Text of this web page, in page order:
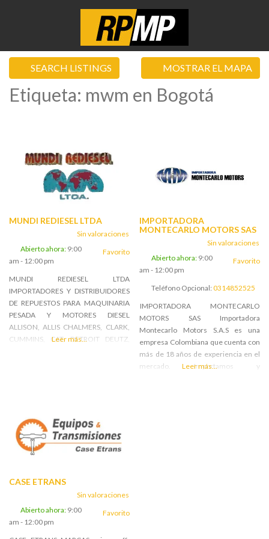
SEARCH LISTINGS MOSTRAR EL MAPA
Etiqueta: mwm en Bogotá
MUNDI REDIESEL LTDA
Sin valoraciones
Favorito
Abierto ahora: 9:00
am - 12:00 pm
MUNDI REDIESEL LTDA
IMPORTADORES Y DISTRIBUIDORES
DE REPUESTOS PARA MAQUINARIA
PESADA Y MOTORES DIESEL
ALLISON, ALLIS CHALMERS, CLARK,
CUMMINS, CAT, DETROIT DEUTZ,
Leer más...
IMPORTADORA
MONTECARLO MOTORS SAS
Sin valoraciones
Favorito
Abierto ahora: 9:00
am - 12:00 pm
Teléfono Opcional: 0314852525
IMPORTADORA MONTECARLO
MOTORS SAS Importadora
Montecarlo Motors S.A.S es una
empresa Colombiana que cuenta con
más de 18 años de experiencia en el
mercado. Importamos y
Leer más...
CASE ETRANS
Sin valoraciones
Favorito
Abierto ahora: 9:00
am - 12:00 pm